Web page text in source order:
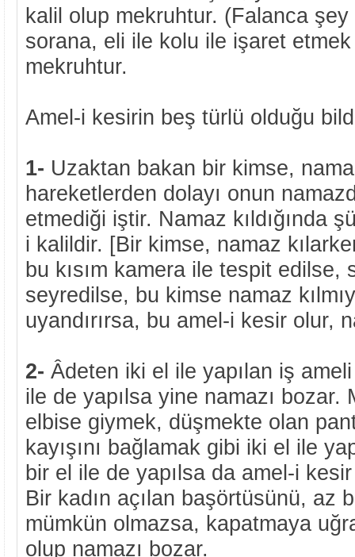
kalil olup mekruhtur. (Falanca
sorana, eli ile kolu ile işaret
mekruhtur.
Amel-i kesirin beş türlü olduğu
1- Uzaktan bakan bir kimse,
hareketlerden dolayı onun
etmediği iştir. Namaz kıldığında
i kalildir. [Bir kimse, namaz
bu kısım kamera ile tespit edilse,
seyredilse, bu kimse namaz
uyandırırsa, bu amel-i kesir olur,
2- Âdeten iki el ile yapılan iş
ile de yapılsa yine namazı bozar.
elbise giymek, düşmekte olan
kayışını bağlamak gibi iki el ile
bir el ile de yapılsa da amel-i
Bir kadın açılan başörtüsünü, az
mümkün olmazsa, kapatmaya
olup namazı bozar.